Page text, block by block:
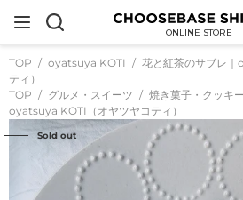
す
ONLINE STORE
TOP oyatsuya KOTI
花と紅茶のサブレ
ティ）
TOP
グルメ・スイーツ 焼き菓子・クッキー
oyatsuya KOTI（オヤツヤコティ）
Sold out